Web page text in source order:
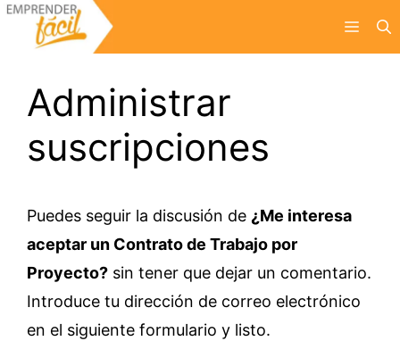
Saltar
Menú
Administrar
suscripciones
Puedes seguir la discusión de ¿Me interesa
aceptar un Contrato de Trabajo por
Proyecto? sin tener que dejar un comentario.
Introduce tu dirección de correo electrónico
en el siguiente formulario y listo.